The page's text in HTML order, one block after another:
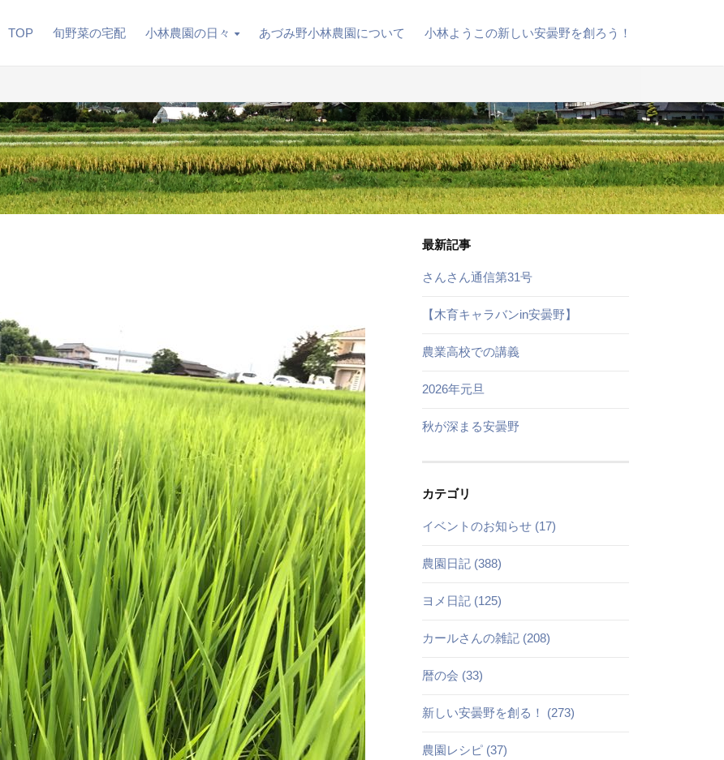
TOP 旬野菜の宅配 小林農園の日々 あづみ野小林農園について 小林ようこの新しい安曇野を創ろう！
最新記事
さんさん通信第31号
【木育キャラバンin安曇野】
農業高校での講義
2026年元旦
秋が深まる安曇野
カテゴリ
イベントのお知らせ (17)
農園日記 (388)
ヨメ日記 (125)
カールさんの雑記 (208)
暦の会 (33)
新しい安曇野を創る！ (273)
農園レシピ (37)